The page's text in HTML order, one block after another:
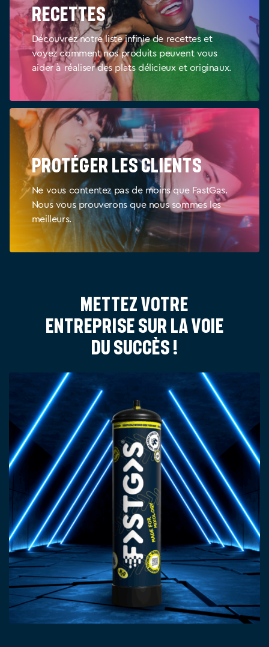
Recettes
Découvrez notre liste infinie de recettes et
voyez comment nos produits peuvent vous
aider à réaliser des plats délicieux et originaux.
Protéger les clients
Ne vous contentez pas de moins que FastGas.
Nous vous prouverons que nous sommes les
meilleurs.
Mettez votre
entreprise sur la voie
du succès !